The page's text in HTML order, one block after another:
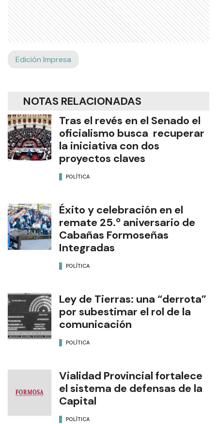
Edición Impresa
NOTAS RELACIONADAS
Tras el revés en el Senado el
oficialismo busca recuperar
la iniciativa con dos
proyectos claves
POLÍTICA
Éxito y celebración en el
remate 25.º aniversario de
Cabañas Formoseñas
Integradas
POLÍTICA
Ley de Tierras: una “derrota”
por subestimar el rol de la
comunicación
POLÍTICA
Vialidad Provincial fortalece
el sistema de defensas de la
Capital
POLÍTICA